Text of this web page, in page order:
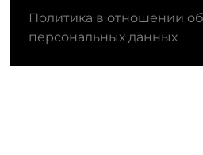
Политика в отношении
персональных данных